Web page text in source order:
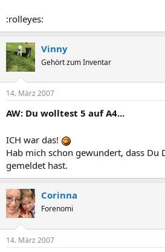
:rolleyes:
Vinny
Gehört zum Inventar
14. März 2007
AW: Du wolltest 5 auf A4...
ICH war das!
Hab mich schon gewundert, dass Du
gemeldet hast.
Corinna
Forenomi
14. März 2007